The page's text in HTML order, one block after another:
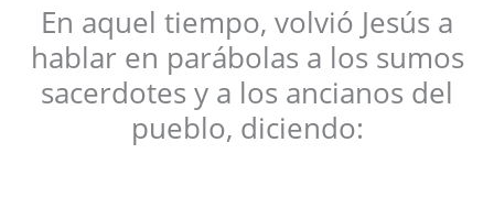
En aquel tiempo, volvió Jesús a
hablar en parábolas a los sumos
sacerdotes y a los ancianos del
pueblo, diciendo: